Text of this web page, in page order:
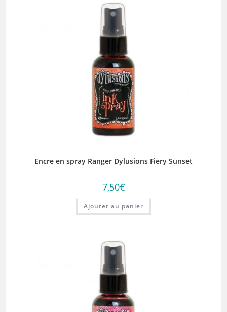
Encre en spray Ranger Dylusions Fiery Sunset
7,50€
Ajouter au panier